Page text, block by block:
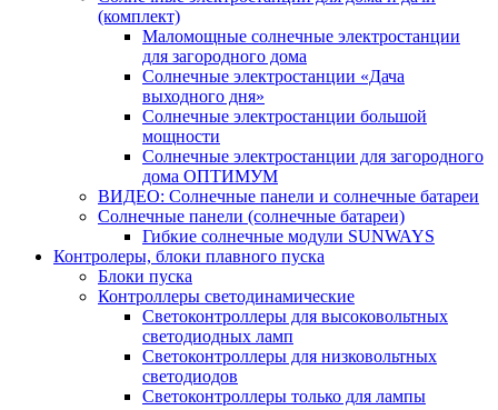
(комплект)
Маломощные солнечные электростанции
для загородного дома
Солнечные электростанции «Дача
выходного дня»
Солнечные электростанции большой
мощности
Солнечные электростанции для загородного
дома ОПТИМУМ
ВИДЕО: Солнечные панели и солнечные батареи
Солнечные панели (солнечные батареи)
Гибкие солнечные модули SUNWAYS
Контролеры, блоки плавного пуска
Блоки пуска
Контроллеры светодинамические
Светоконтроллеры для высоковольтных
светодиодных ламп
Светоконтроллеры для низковольтных
светодиодов
Светоконтроллеры только для лампы